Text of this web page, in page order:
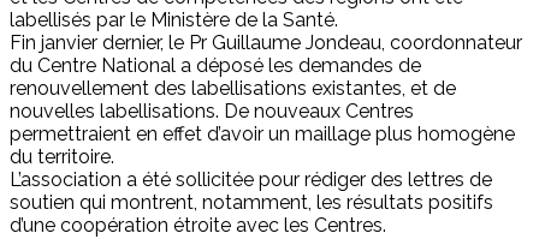
labellisés par le Ministère de la Santé.
Fin janvier dernier, le Pr Guillaume Jondeau, coordonnateur
du Centre National a déposé les demandes de
renouvellement des labellisations existantes, et de
nouvelles labellisations. De nouveaux Centres
permettraient en effet d’avoir un maillage plus homogène
du territoire.
L’association a été sollicitée pour rédiger des lettres de
soutien qui montrent, notamment, les résultats positifs
d’une coopération étroite avec les Centres.